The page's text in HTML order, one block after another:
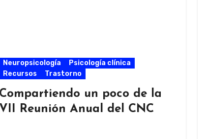
Neuropsicología
Psicología clínica
Recursos
Trastorno
Compartiendo un poco de la
VII Reunión Anual del CNC